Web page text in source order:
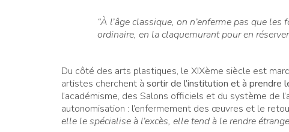
“À l’âge classique, on n’enferme pas que
ordinaire, en la claquemurant pour en
Du côté des arts plastiques, le XIXème siècle est
artistes cherchent à sortir de l’institution et à prendre
l’académisme, des Salons officiels et du système de
autonomisation : l’enfermement des œuvres et le
elle le spécialise à l’excès, elle tend à le rendre